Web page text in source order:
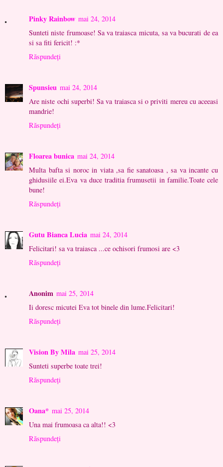
Pinky Rainbow mai 24, 2014
Sunteti niste frumoase! Sa va traiasca micuta, sa va bucurati de ea
si sa fiti fericit! :*
Răspundeți
Spunsieu mai 24, 2014
Are niste ochi superbi! Sa va traiasca si o priviti mereu cu aceeasi
mandrie!
Răspundeți
Floarea bunica mai 24, 2014
Multa bafta si noroc in viata ,sa fie sanatoasa , sa va incante cu
ghidusiile ei.Eva va duce traditia frumusetii in familie.Toate cele
bune!
Răspundeți
Gutu Bianca Lucia mai 24, 2014
Felicitari! sa va traiasca ...ce ochisori frumosi are <3
Răspundeți
Anonim mai 25, 2014
Ii doresc micutei Eva tot binele din lume.Felicitari!
Răspundeți
Vision By Mila mai 25, 2014
Sunteti superbe toate trei!
Răspundeți
Oana* mai 25, 2014
Una mai frumoasa ca alta!! <3
Răspundeți